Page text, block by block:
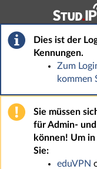
Dies ist der
Kennungen.
Zum
kommen
Sie müssen
für Admin-
können! Um
Sie:
eduVPN